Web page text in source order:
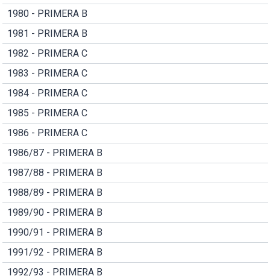
1980 - PRIMERA B
1981 - PRIMERA B
1982 - PRIMERA C
1983 - PRIMERA C
1984 - PRIMERA C
1985 - PRIMERA C
1986 - PRIMERA C
1986/87 - PRIMERA B
1987/88 - PRIMERA B
1988/89 - PRIMERA B
1989/90 - PRIMERA B
1990/91 - PRIMERA B
1991/92 - PRIMERA B
1992/93 - PRIMERA B